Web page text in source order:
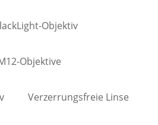
Objektiv
Objektive
Verzerrungsfreie Linse